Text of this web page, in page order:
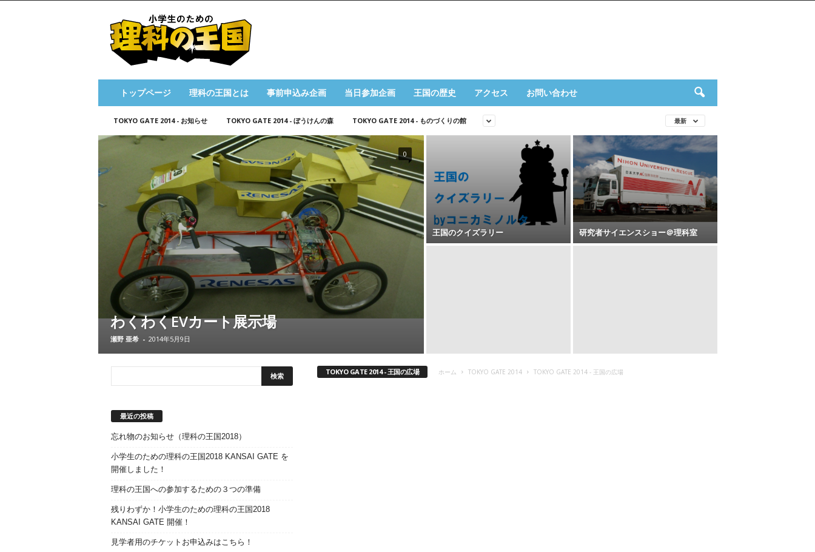
王
トップページ 理科の王国とは 事前申込み企画 当日参加企画 王国の歴史 アクセス お問い合わせ
TOKYO GATE 2014 - お知らせ TOKYO GATE 2014 - ぼうけんの森 TOKYO GATE 2014 - ものづくりの館 最新
わくわくEVカート展示場
瀬野 亜希 - 2014年5月9日
0
王国のクイズラリー 研究者サイエンスショー＠理科室
TOKYO GATE 2014 - 王国の広場 ホーム TOKYO GATE 2014 TOKYO GATE 2014 - 王国の広場
最近の投稿
忘れ物のお知らせ（理科の王国2018）
小学生のための理科の王国2018 KANSAI GATE を
開催しました！
理科の王国への参加するための３つの準備
残りわずか！小学生のための理科の王国2018
KANSAI GATE 開催！
見学者用のチケットお申込みはこちら！